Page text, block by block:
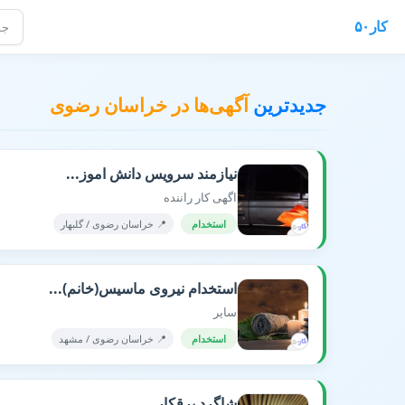
کار۵۰
جدیدترین آگهی‌ها در خراسان رضوی
نیازمند سرویس دانش اموز...
اگهی کار راننده
استخدام 📍 خراسان رضوی / گلبهار
استخدام نیروی ماسیس(خانم)...
سایر
استخدام 📍 خراسان رضوی / مشهد